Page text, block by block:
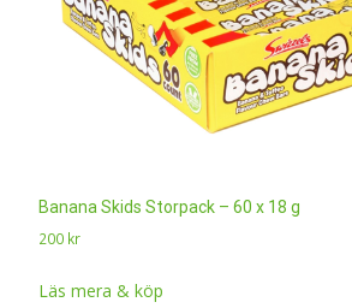
Banana Skids Storpack – 60 x 18 g
200 kr
Läs mera & köp